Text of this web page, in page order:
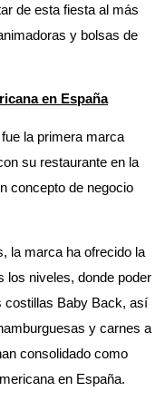
de esta fiesta al más
y bolsas de
en España
la primera marca
su restaurante en la
concepto de negocio
la marca ha ofrecido la
los niveles, donde poder
costillas Baby Back, así
y carnes a
consolidado como
en España.